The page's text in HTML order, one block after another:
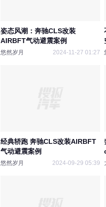
姿态风潮：奔驰CLS改装
AIRBFT气动避震案例
悠然岁月 2024-11-27 01:27
经典轿跑 奔驰CLS改装AIRBFT
气动避震案例
悠然岁月 2024-09-29 05:39